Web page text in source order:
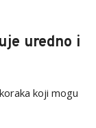
uredno i
koji mogu